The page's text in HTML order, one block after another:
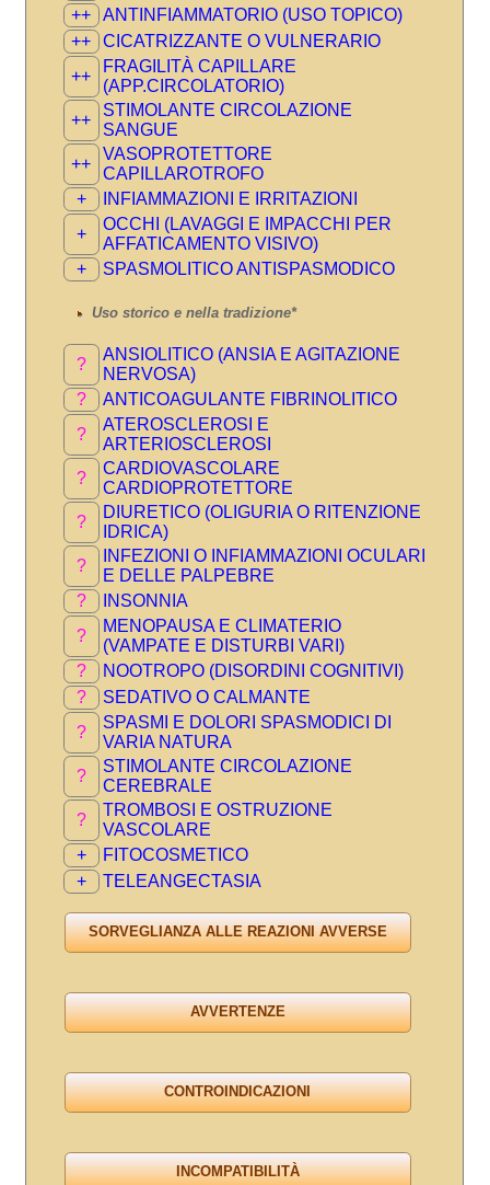
++
ANTINFIAMMATORIO (USO TOPICO)
++
CICATRIZZANTE O VULNERARIO
++
FRAGILITÀ CAPILLARE
(APP.CIRCOLATORIO)
++
STIMOLANTE CIRCOLAZIONE
SANGUE
++
VASOPROTETTORE
CAPILLAROTROFO
+
INFIAMMAZIONI E IRRITAZIONI
+
OCCHI (LAVAGGI E IMPACCHI PER
AFFATICAMENTO VISIVO)
+
SPASMOLITICO ANTISPASMODICO
Uso storico e nella tradizione*
?
ANSIOLITICO (ANSIA E AGITAZIONE
NERVOSA)
?
ANTICOAGULANTE FIBRINOLITICO
?
ATEROSCLEROSI E
ARTERIOSCLEROSI
?
CARDIOVASCOLARE
CARDIOPROTETTORE
?
DIURETICO (OLIGURIA O RITENZIONE
IDRICA)
?
INFEZIONI O INFIAMMAZIONI OCULARI
E DELLE PALPEBRE
?
INSONNIA
?
MENOPAUSA E CLIMATERIO
(VAMPATE E DISTURBI VARI)
?
NOOTROPO (DISORDINI COGNITIVI)
?
SEDATIVO O CALMANTE
?
SPASMI E DOLORI SPASMODICI DI
VARIA NATURA
?
STIMOLANTE CIRCOLAZIONE
CEREBRALE
?
TROMBOSI E OSTRUZIONE
VASCOLARE
+
FITOCOSMETICO
+
TELEANGECTASIA